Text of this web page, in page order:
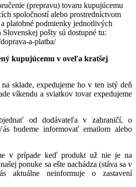
(prepravu) tovaru kupujúcemu
spoločností alebo prostredníctvom
platobné podmienky jednotlivých
pošty sú dostupné tu:
a-platba/
kupujúcemu v oveľa kratšej
sklade, expedujeme ho v ten istý deň
víkendu a sviatkov tovar expedujeme
od dodávateľa v zahraničí, o
budeme informovať emailom alebo
v prípade keď produkt už nie je na
ponuke sa ešte nachádza (stáva sa v
aktuálne neinformuje o zastavení